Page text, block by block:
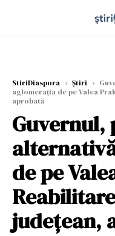
StiriDiaspora › Știri ›
aglomerația de pe Valea
aprobată
Guvernul,
de pe
județean,